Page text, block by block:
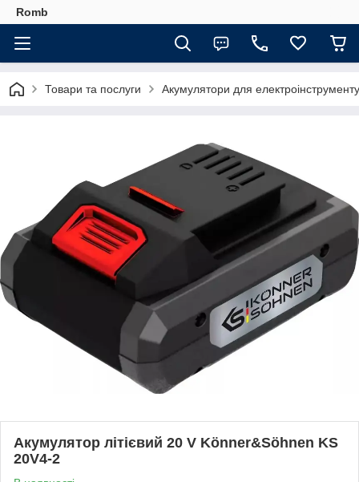
Romb
Товари та послуги Акумулятори для електроінструменту
Акумулятор літієвий 20 V Könner&Söhnen KS
20V4-2